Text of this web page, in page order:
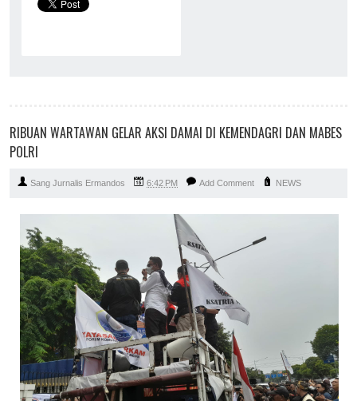
RIBUAN WARTAWAN GELAR AKSI DAMAI DI KEMENDAGRI DAN MABES
POLRI
Sang Jurnalis Ermandos 6:42 PM Add Comment NEWS